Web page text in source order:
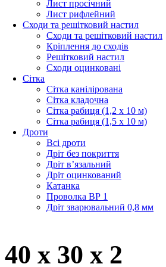
Лист просічний
Лист рифлейний
Сходи та решітковий настил
Сходи та решітковий настил
Кріплення до сходів
Решітковий настил
Сходи оцинковані
Сітка
Сітка канілірована
Сітка кладочна
Сітка рабиця (1,2 x 10 м)
Сітка рабиця (1,5 x 10 м)
Дроти
Всі дроти
Дріт без покриття
Дріт в’язальний
Дріт оцинкований
Катанка
Проволка ВР 1
Дріт зварювальний 0,8 мм
40 x 30 x 2